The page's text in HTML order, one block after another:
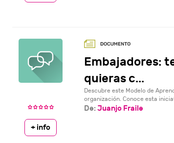
Embajadores:
quieras c...
Descubre este Modelo de
organización. Conoce esta
+ info
De: Juanjo Fraile